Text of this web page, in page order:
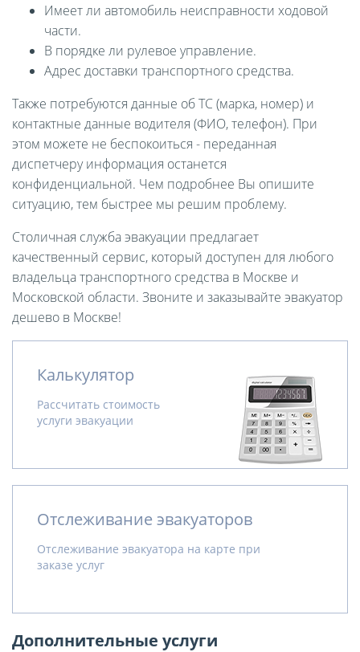
Имеет ли автомобиль неисправности ходовой
части.
В порядке ли рулевое управление.
Адрес доставки транспортного средства.
Также потребуются данные об ТС (марка, номер) и
контактные данные водителя (ФИО, телефон). При
этом можете не беспокоиться - переданная
диспетчеру информация останется
конфиденциальной. Чем подробнее Вы опишите
ситуацию, тем быстрее мы решим проблему.
Столичная служба эвакуации предлагает
качественный сервис, который доступен для любого
владельца транспортного средства в Москве и
Московской области. Звоните и заказывайте эвакуатор
дешево в Москве!
Калькулятор
Рассчитать стоимость
услуги эвакуации
Отслеживание эвакуаторов
Отслеживание эвакуатора на карте при
заказе услуг
Дополнительные услуги